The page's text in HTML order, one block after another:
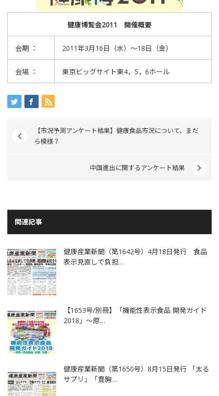
健康博覧会2011 開催概要
会期 ： 2011年3月16日（水）～18日（金）
会場 ： 東京ビッグサイト東4，5，6ホール
【市況予測アンケート結果】健康食品市況について、まだ
ら模様？
中国進出に関するアンケート結果
関連記事
健康産業新聞（第1642号）4月18日発行 食品
表示見直しで負担…
【1653号/別冊】「機能性表示食品 開発ガイド
2018」～原…
健康産業新聞（第1650号）8月15日発行 「太る
サプリ」「豊胸…